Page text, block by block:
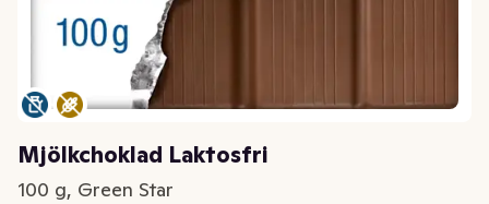
Mjölkchoklad Laktosfri
100 g, Green Star